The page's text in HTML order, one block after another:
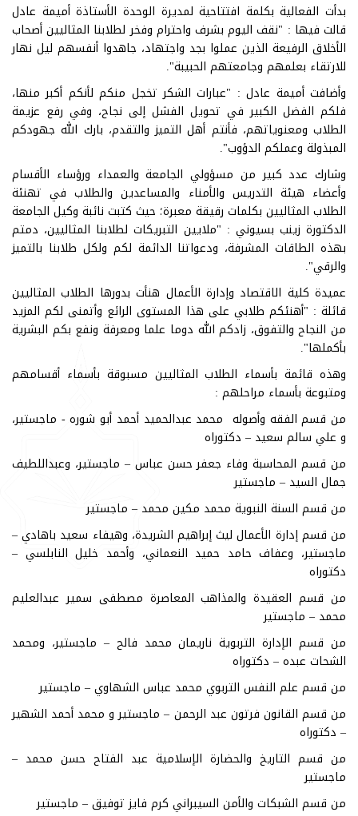
بدأت الفعالية بكلمة افتتاحية لمديرة الوحدة الأستاذة أميمة عادل
قالت فيها : "نقف اليوم بشرف واحترام وفخر لطلابنا المثاليين أصحاب
الأخلاق الرفيعة الذين عملوا بجد واجتهاد، جاهدوا أنفسهم ليل نهار
للارتقاء بعلمهم وجامعتهم الحبيبة".
وأضافت أميمة عادل : "عبارات الشكر تخجل منكم لأنكم أكبر منها،
فلكم الفضل الكبير في تحويل الفشل إلى نجاح، وفي رفع عزيمة
الطلاب ومعنوياتهم، فأنتم أهل التميز والتقدم، بارك الله جهودكم
المبذولة وعملكم الدؤوب".
وشارك عدد كبير من مسؤولي الجامعة والعمداء ورؤساء الأقسام
وأعضاء هيئة التدريس والأمناء والمساعدين والطلاب في تهنئة
الطلاب المثاليين بكلمات رقيقة معبرة؛ حيث كتبت نائبة وكيل الجامعة
الدكتورة زينب بسيوني : "ملايين التبريكات لطلابنا المثاليين، دمتم
بهذه الطاقات المشرفة، ودعواتنا الدائمة لكم ولكل طلابنا بالتميز
والرقي".
عميدة كلية الاقتصاد وإدارة الأعمال هنأت بدورها الطلاب المثاليين
قائلة : "أهنئكم طلابي على هذا المستوى الرائع وأتمنى لكم المزيد
من النجاح والتفوق، زادكم الله دوما علما ومعرفة ونفع بكم البشرية
بأكملها".
وهذه قائمة بأسماء الطلاب المثاليين مسبوقة بأسماء أقسامهم
ومتبوعة بأسماء مراحلهم :
من قسم الفقه وأصوله محمد عبدالحميد أحمد أبو شوره - ماجستير،
و علي سالم سعيد – دكتوراه
من قسم المحاسبة وفاء جعفر حسن عباس – ماجستير، وعبداللطيف
جمال السيد – ماجستير
من قسم السنة النبوية محمد مكين محمد – ماجستير
من قسم إدارة الأعمال ليث إبراهيم الشريدة، وهيفاء سعيد باهادي –
ماجستير، وعفاف حامد حميد النعماني، وأحمد خليل النابلسي –
دكتوراه
من قسم العقيدة والمذاهب المعاصرة مصطفى سمير عبدالعليم
محمد – ماجستير
من قسم الإدارة التربوية ناريمان محمد فالح – ماجستير، ومحمد
الشحات عبده – دكتوراه
من قسم علم النفس التربوي محمد عباس الشهاوي – ماجستير
من قسم القانون فرتون عبد الرحمن – ماجستير و محمد أحمد الشهير
– دكتوراه
من قسم التاريخ والحضارة الإسلامية عبد الفتاح حسن محمد –
ماجستير
من قسم الشبكات والأمن السيبراني كرم فايز توفيق – ماجستير